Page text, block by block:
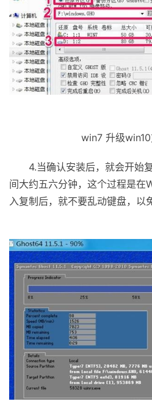
win7 升级
4.当确认安装后，就会开始
间大约五六分钟，这个过程是在
入复制后，就不要乱动键盘，以